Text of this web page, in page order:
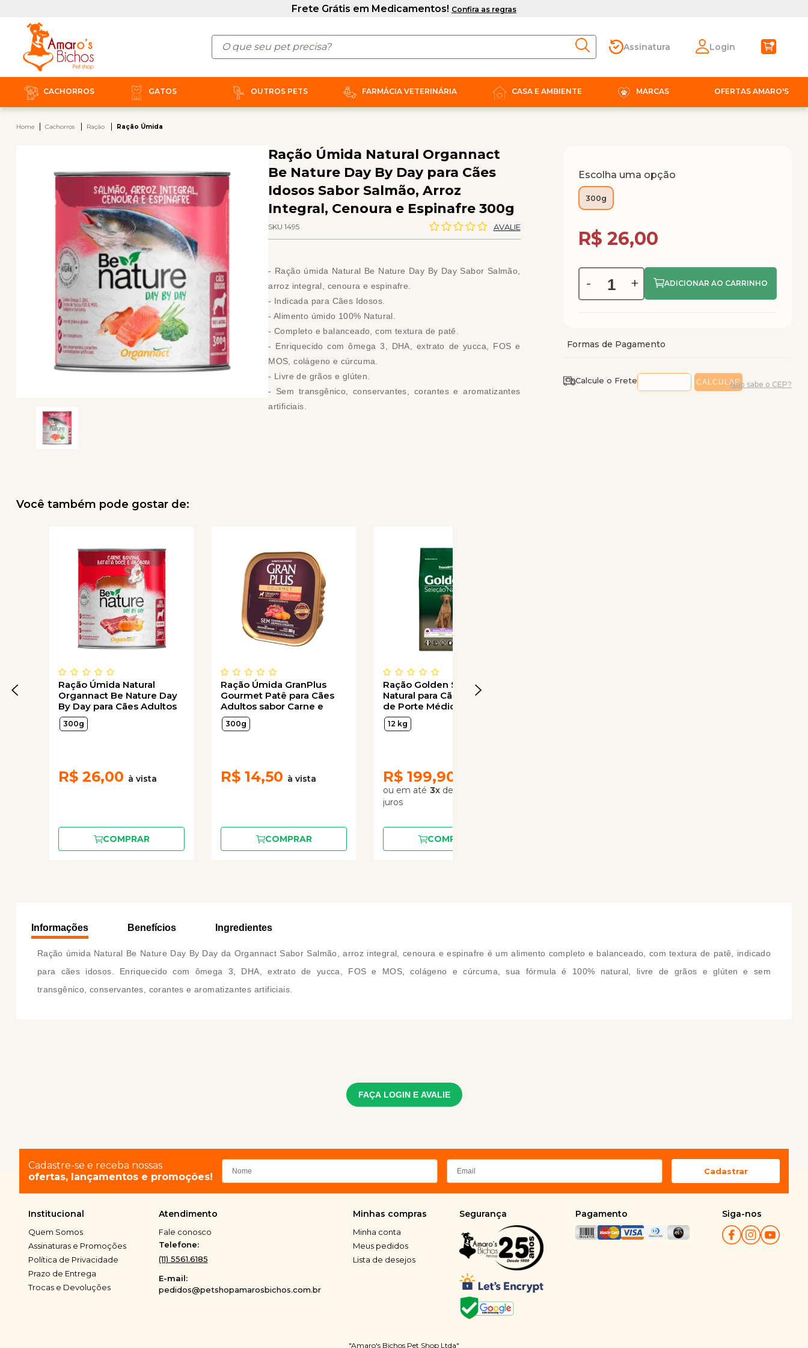
Assinatura Login
CACHORROS GATOS OUTROS PETS FARMÁCIA VETERINÁRIA CASA E AMBIENTE MARCAS OFERTAS AMARO'S
Home Cachorros Ração Ração Úmida
Ração Úmida Natural Organnact
Be Nature Day By Day para Cães
Idosos Sabor Salmão, Arroz
Integral, Cenoura e Espinafre 300g
SKU 1495 AVALIE
- Ração úmida Natural Be Nature Day By Day Sabor Salmão,
arroz integral, cenoura e espinafre.
- Indicada para Cães Idosos.
- Alimento úmido 100% Natural.
- Completo e balanceado, com textura de patê.
- Enriquecido com ômega 3, DHA, extrato de yucca, FOS e
MOS, colágeno e cúrcuma.
- Livre de grãos e glúten.
- Sem transgênico, conservantes, corantes e aromatizantes
artificiais.
Você também pode gostar de:
Ração Úmida Natural
Organnact Be Nature Day
By Day para Cães Adultos
Sabor Carne Bovina, Batata
Doce e Abóbora 300g
300g
R$ 26,00
COMPRAR
Ração Úmida GranPlus
Gourmet Patê para Cães
Adultos sabor Carne e
Cenoura 300g
300g
R$ 14,50
COMPRAR
Ração Golden Seleção
Natural para Cães Sênior
de Porte Médio e Grande
Sabor Frango e Arroz 12kg
12 kg
R$ 199,90
3x de
COMPRAR
Escolha uma opção
300g
R$ 26,00
- +
Calcule o Frete Não sabe o CEP?
Informações Benefícios Ingredientes
Ração úmida Natural Be Nature Day By Day da Organnact Sabor Salmão, arroz integral, cenoura e espinafre é um alimento completo e balanceado, com textura de patê, indicado
para cães idosos. Enriquecido com ômega 3, DHA, extrato de yucca, FOS e MOS, colágeno e cúrcuma, sua fórmula é 100% natural, livre de grãos e glúten e sem
transgênico, conservantes, corantes e aromatizantes artificiais.
FAÇA LOGIN E AVALIE
Cadastre-se e receba nossas
ofertas, lançamentos e promoções!
Institucional
Quem Somos
Assinaturas e Promoções
Política de Privacidade
Prazo de Entrega
Trocas e Devoluções
Atendimento
Fale conosco
Telefone:
(11) 5561.6185
E-mail:
pedidos@petshopamarosbichos.com.br
Minhas compras
Minha conta
Meus pedidos
Lista de desejos
Segurança Pagamento Siga-nos
"Amaro's Bichos Pet Shop Ltda"